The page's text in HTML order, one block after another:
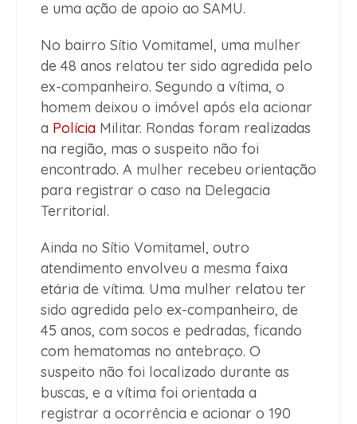
e uma ação de apoio ao SAMU.
No bairro Sítio Vomitamel, uma mulher
de 48 anos relatou ter sido agredida pelo
ex-companheiro. Segundo a vítima, o
homem deixou o imóvel após ela acionar
a Polícia Militar. Rondas foram realizadas
na região, mas o suspeito não foi
encontrado. A mulher recebeu orientação
para registrar o caso na Delegacia
Territorial.
Ainda no Sítio Vomitamel, outro
atendimento envolveu a mesma faixa
etária de vítima. Uma mulher relatou ter
sido agredida pelo ex-companheiro, de
45 anos, com socos e pedradas, ficando
com hematomas no antebraço. O
suspeito não foi localizado durante as
buscas, e a vítima foi orientada a
registrar a ocorrência e acionar o 190